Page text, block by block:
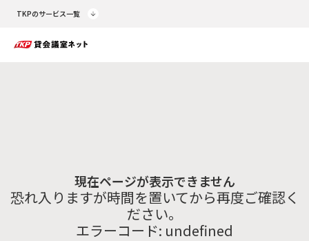
TKPのサービス一覧
現在ページが表示できません
恐れ入りますが時間を置いてから再度ご確認く
ださい。
エラーコード: undefined